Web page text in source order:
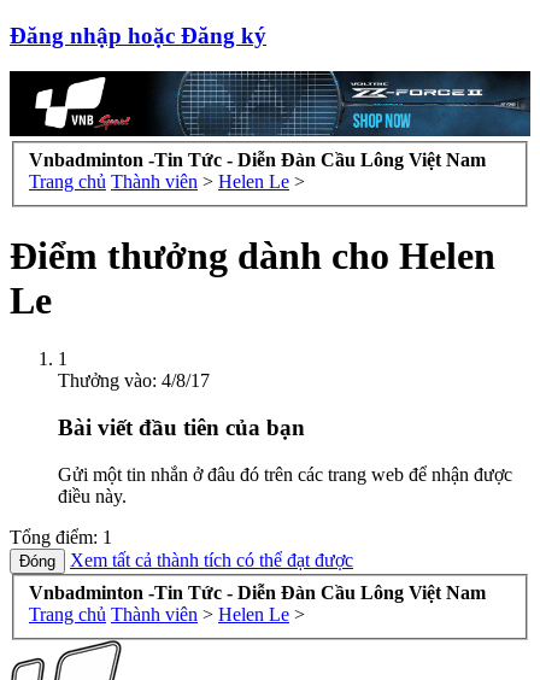
Đăng nhập hoặc Đăng ký
Vnbadminton -Tin Tức - Diễn Đàn Cầu Lông Việt Nam
Trang chủ Thành viên > Helen Le >
Điểm thưởng dành cho Helen
Le
1
Thưởng vào: 4/8/17
Bài viết đầu tiên của bạn
Gửi một tin nhắn ở đâu đó trên các trang web để nhận được
điều này.
Tổng điểm: 1
Xem tất cả thành tích có thể đạt được
Vnbadminton -Tin Tức - Diễn Đàn Cầu Lông Việt Nam
Trang chủ Thành viên > Helen Le >